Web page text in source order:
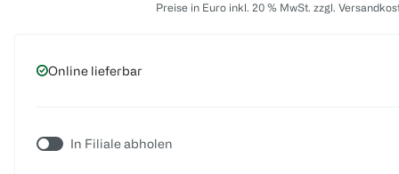
Preise in Euro inkl. 20 % MwSt. zzgl.
Online lieferbar
In Filiale abholen